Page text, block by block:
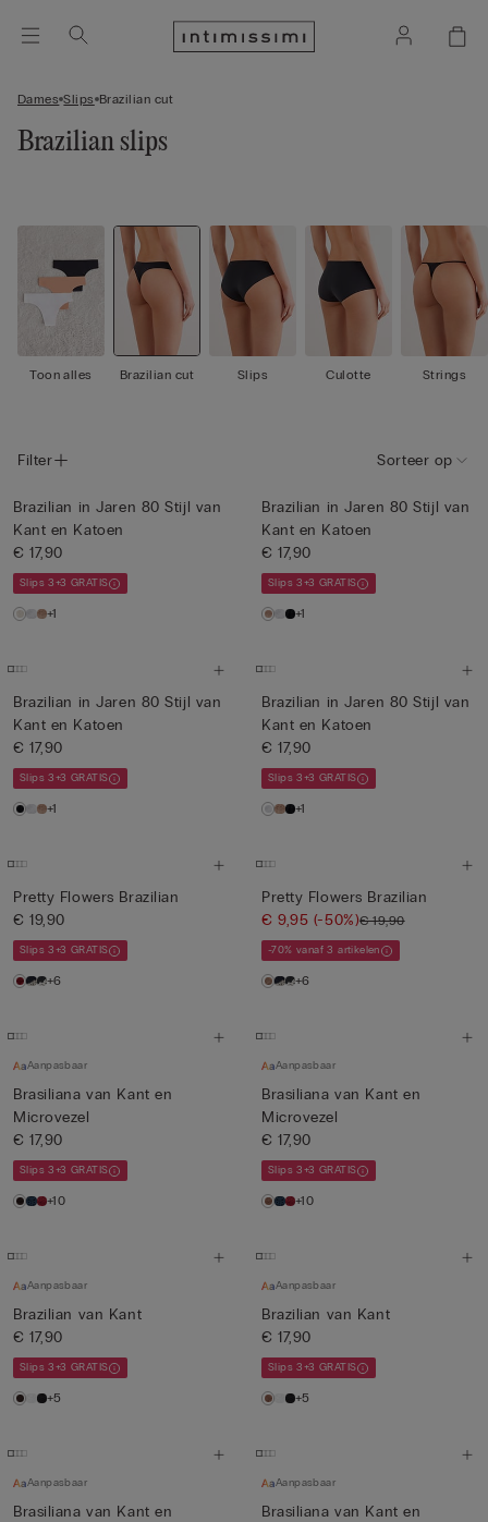
Dames Slips Brazilian cut
Brazilian slips
Toon alles Brazilian cut Slips Culotte Strings
Filter Sorteer op
Brazilian in Jaren 80 Stijl van
Kant en Katoen
€ 17,90
Slips 3+3 GRATIS
+1
Brazilian in Jaren 80 Stijl van
Kant en Katoen
€ 17,90
Slips 3+3 GRATIS
+1
Brazilian in Jaren 80 Stijl van
Kant en Katoen
€ 17,90
Slips 3+3 GRATIS
+1
Brazilian in Jaren 80 Stijl van
Kant en Katoen
€ 17,90
Slips 3+3 GRATIS
+1
Pretty Flowers Brazilian
€ 19,90
Slips 3+3 GRATIS
+6
Pretty Flowers Brazilian
€ 9,95 (-50%)€ 19,90
-70% vanaf 3 artikelen
+6
Aanpasbaar
Brasiliana van Kant en
Microvezel
€ 17,90
Slips 3+3 GRATIS
+10
Aanpasbaar
Brasiliana van Kant en
Microvezel
€ 17,90
Slips 3+3 GRATIS
+10
Aanpasbaar
Brazilian van Kant
€ 17,90
Slips 3+3 GRATIS
+5
Aanpasbaar
Brazilian van Kant
€ 17,90
Slips 3+3 GRATIS
+5
Aanpasbaar
Brasiliana van Kant en
Aanpasbaar
Brasiliana van Kant en